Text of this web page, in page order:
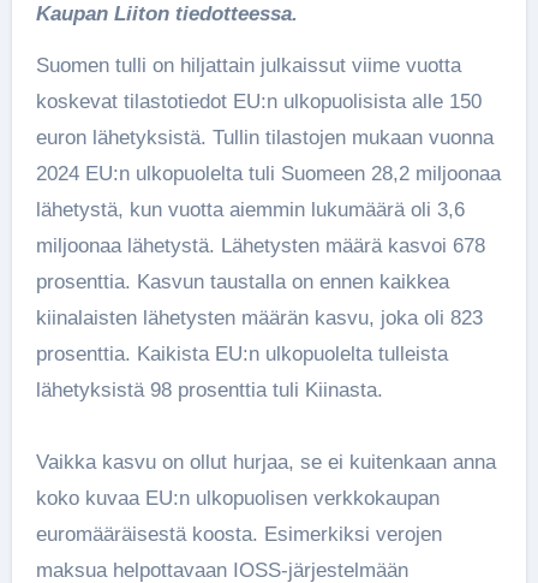
Kaupan Liiton tiedotteessa.
Suomen tulli on hiljattain julkaissut viime vuotta
koskevat tilastotiedot EU:n ulkopuolisista alle 150
euron lähetyksistä. Tullin tilastojen mukaan vuonna
2024 EU:n ulkopuolelta tuli Suomeen 28,2 miljoonaa
lähetystä, kun vuotta aiemmin lukumäärä oli 3,6
miljoonaa lähetystä. Lähetysten määrä kasvoi 678
prosenttia. Kasvun taustalla on ennen kaikkea
kiinalaisten lähetysten määrän kasvu, joka oli 823
prosenttia. Kaikista EU:n ulkopuolelta tulleista
lähetyksistä 98 prosenttia tuli Kiinasta.
Vaikka kasvu on ollut hurjaa, se ei kuitenkaan anna
koko kuvaa EU:n ulkopuolisen verkkokaupan
euromääräisestä koosta. Esimerkiksi verojen
maksua helpottavaan IOSS-järjestelmään